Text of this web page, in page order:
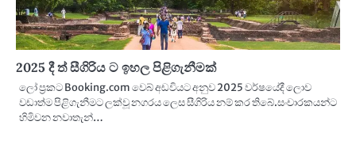
2025 දී ත් සීගිරිය ට ඉහල පිළිගැනීමක්
ලෝ ප්‍රකට Booking.com වෙබ් අඩවියට අනුව 2025 වර්ෂයේදී ලොව
වඩාත්ම පිළිගැනීමට ලක්වූ නගරය ලෙස සීගිරිය නම් කර තිබේ.සංචාරකයන්ට
හිමිවන නවාතැන්…